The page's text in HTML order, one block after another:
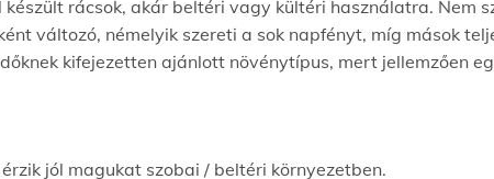
rácsok, akár beltéri vagy kültéri használatra. Nem
változó, némelyik szereti a sok napfényt, míg mások
kifejezetten ajánlott növénytípus, mert jellemzően
jól magukat szobai / beltéri környezetben.